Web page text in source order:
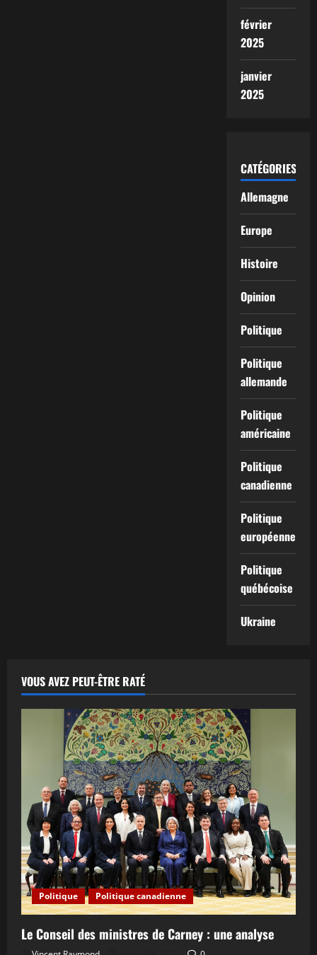
février
2025
janvier
2025
CATÉGORIES
Allemagne
Europe
Histoire
Opinion
Politique
Politique
allemande
Politique
américaine
Politique
canadienne
Politique
européenne
Politique
québécoise
Ukraine
VOUS AVEZ PEUT-ÊTRE RATÉ
Politique Politique canadienne
Le Conseil des ministres de Carney : une analyse